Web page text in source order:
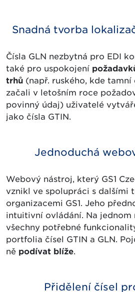
Snadná tvorba
Čísla GLN nezbytná pro EDI
také pro uspokojení
trhů (např. ruského, kde
začali v letošním roce
povinný údaj) uživatelé
jako čísla GTIN.
Jednoduchá
Webový nástroj, který GS1
vznikl ve spolupráci s dalšími
organizacemi GS1. Jeho
intuitivní ovládání. Na jednom
všechny potřebné
portfolia čísel GTIN a GLN.
ně podívat blíže.
Přidělení čísel